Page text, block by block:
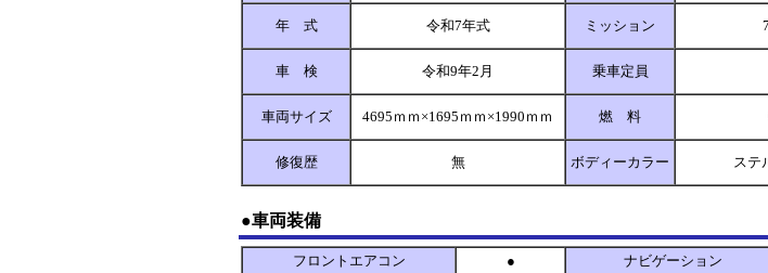
年 式 令和7年式 ミッション
車 検 令和9年2月 乗車定員
車両サイズ 4695ｍｍ×1695ｍｍ×1990ｍｍ 燃 料
修復歴 無 ボディーカラー ステ
●車両装備
フロントエアコン ● ナビゲーション